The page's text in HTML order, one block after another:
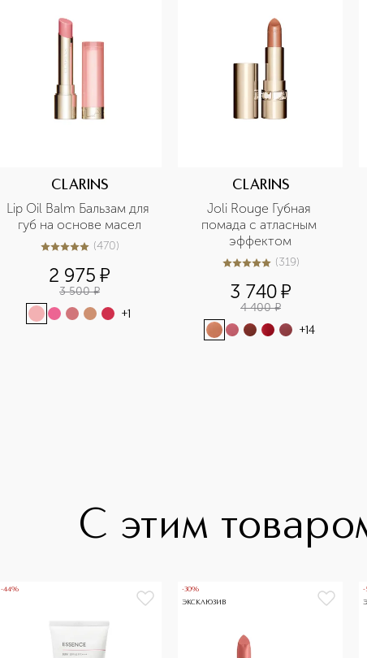
CLARINS
Lip Oil Balm Бальзам для
губ на основе масел
4.9из5470 (470)
2 975 ¤
3 500 ¤
+1
CLARINS
Joli Rouge Губная
помада с атласным
эффектом
4.9из5319 (319)
3 740¤
4 400 ¤
+14
С этим
-44%
-30%
ЭКСКЛЮЗИВ
-